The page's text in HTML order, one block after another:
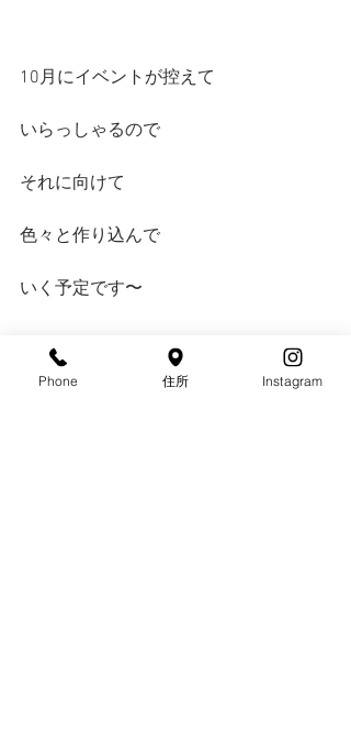
10月にイベントが控えて
いらっしゃるので
それに向けて
色々と作り込んで
いく予定です〜
「一緒に作るデザイン。」
Phone 住所 Instagram